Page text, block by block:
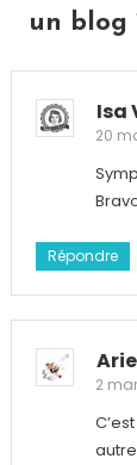
un blog
Isa
20
Répondre
2